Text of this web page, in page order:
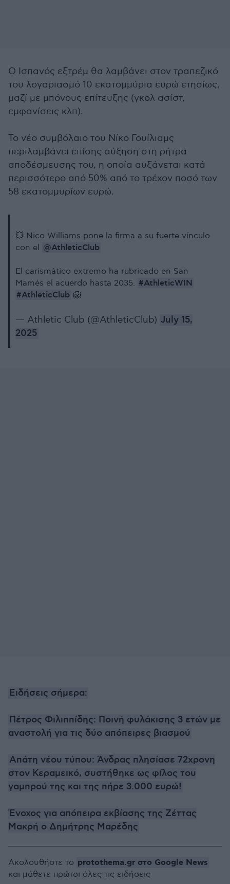
Ο Ισπανός εξτρέμ θα λαμβάνει στον τραπεζικό
του λογαριασμό 10 εκατομμύρια ευρώ ετησίως,
μαζί με μπόνους επίτευξης (γκολ ασίστ,
εμφανίσεις κλπ).
Το νέο συμβόλαιο του Νίκο Γουίλιαμς
περιλαμβάνει επίσης αύξηση στη ρήτρα
αποδέσμευσης του, η οποία αυξάνεται κατά
περισσότερο από 50% από το τρέχον ποσό των
58 εκατομμυρίων ευρώ.
💥 Nico Williams pone la firma a su fuerte vínculo
con el @AthleticClub
El carismático extremo ha rubricado en San
Mamés el acuerdo hasta 2035. #AthleticWIN
#AthleticClub 🦁
— Athletic Club (@AthleticClub) July 15,
2025
Ειδήσεις σήμερα:
Πέτρος Φιλιππίδης: Ποινή φυλάκισης 3 ετών με
αναστολή για τις δύο απόπειρες βιασμού
Απάτη νέου τύπου: Άνδρας πλησίασε 72χρονη
στον Κεραμεικό, συστήθηκε ως φίλος του
γαμπρού της και της πήρε 3.000 ευρώ!
Ένοχος για απόπειρα εκβίασης της Ζέττας
Μακρή ο Δημήτρης Μαρέδης
Ακολουθήστε το protothema.gr στο Google News
και μάθετε πρώτοι όλες τις ειδήσεις